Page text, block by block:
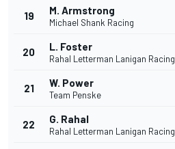
19 M. Armstrong
Michael Shank Racing
20 L. Foster
Rahal Letterman Lanigan Racing
21 W. Power
Team Penske
22 G. Rahal
Rahal Letterman Lanigan Racing